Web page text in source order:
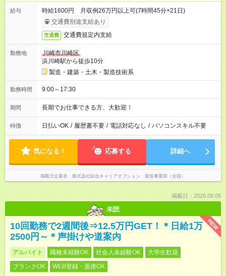
給与
時給1600円 月収例26万円以上可(7時間45分×21日)
交通費別途支給あり
交通費 交通費規定内支給
勤務地
川崎市川崎区
浜川崎駅から徒歩10分
製造・建築・土木・製造技術系
勤務時間 9:00～17:30
期間 長期でお仕事できる方、大歓迎！
特徴 日払いOK / 履歴書不要 / 電話対応なし / パソコンスキル不要
気になる！ 応募する 詳細へ
掲載元企業名 株式会社綜合キャリアオプション 製造事業部（全国）
掲載日：2026.08.05
未読
NEW
10回勤務で2週間後⇒12.5万円GET！＊日給1万
2500円～＊声掛けや道案内
アルバイト 職種未経験OK 社会人未経験OK
大学生歓迎
ブランクOK
WEB登録・面接OK